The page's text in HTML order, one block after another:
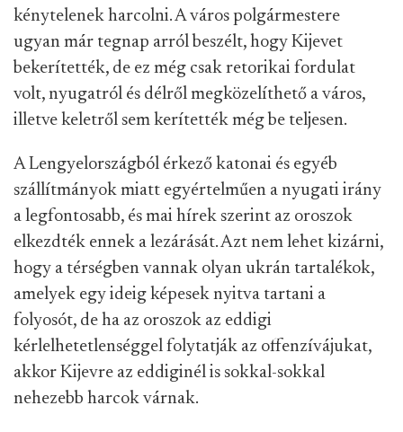
kénytelenek harcolni. A város polgármestere
ugyan már tegnap arról beszélt, hogy Kijevet
bekerítették, de ez még csak retorikai fordulat
volt, nyugatról és délről megközelíthető a város,
illetve keletről sem kerítették még be teljesen.
A Lengyelországból érkező katonai és egyéb
szállítmányok miatt egyértelműen a nyugati irány
a legfontosabb, és mai hírek szerint az oroszok
elkezdték ennek a lezárását. Azt nem lehet kizárni,
hogy a térségben vannak olyan ukrán tartalékok,
amelyek egy ideig képesek nyitva tartani a
folyosót, de ha az oroszok az eddigi
kérlelhetetlenséggel folytatják az offenzívájukat,
akkor Kijevre az eddiginél is sokkal-sokkal
nehezebb harcok várnak.